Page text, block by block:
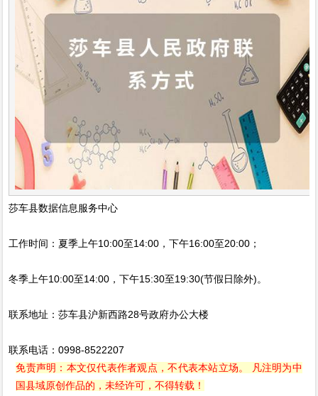
莎车县数据信息服务中心
工作时间：夏季上午10:00至14:00，下午16:00至20:00；
冬季上午10:00至14:00，下午15:30至19:30(节假日除外)。
联系地址：莎车县沪新西路28号政府办公大楼
联系电话：0998-8522207
免责声明：本文仅代表作者观点，不代表本站立场。 凡注明为中
国县域原创作品的，未经许可，不得转载！